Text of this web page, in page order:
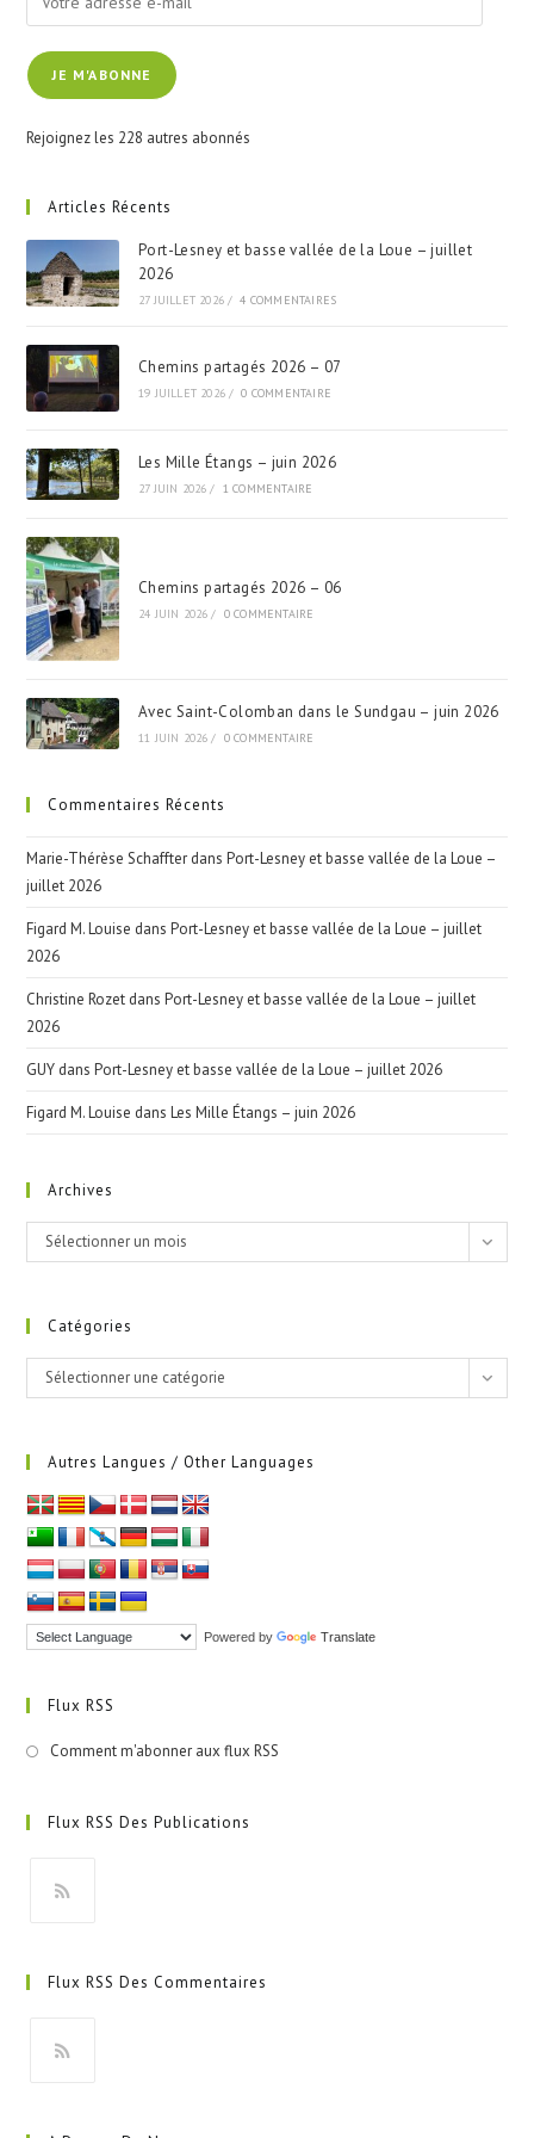
adresse
e-
mailJE M'ABONNE
Rejoignez les 228 autres abonnés
Articles Récents
Port-Lesney et basse vallée de la Loue – juillet
2026
27 JUILLET 2026 / 4 COMMENTAIRES
Chemins partagés 2026 – 07
19 JUILLET 2026 / 0 COMMENTAIRE
Les Mille Étangs – juin 2026
27 JUIN 2026 / 1 COMMENTAIRE
Chemins partagés 2026 – 06
24 JUIN 2026 / 0 COMMENTAIRE
Avec Saint-Colomban dans le Sundgau – juin 2026
11 JUIN 2026 / 0 COMMENTAIRE
Commentaires Récents
Marie-Thérèse Schaffter dansPort-Lesney et basse vallée de la Loue –
juillet 2026
Figard M. Louise dansPort-Lesney et basse vallée de la Loue – juillet
2026
Christine Rozet dansPort-Lesney et basse vallée de la Loue – juillet
2026
GUY dansPort-Lesney et basse vallée de la Loue – juillet 2026
Figard M. Louise dansLes Mille Étangs – juin 2026
Archives
Archives
Sélectionner un mois
Catégories
Catégories
Sélectionner une catégorie
Autres Langues / Other Languages
Powered by Translate
Flux RSS
Comment m'abonner aux flux RSS
Flux RSS Des Publications
un
onglet
Flux RSS Des Commentaires